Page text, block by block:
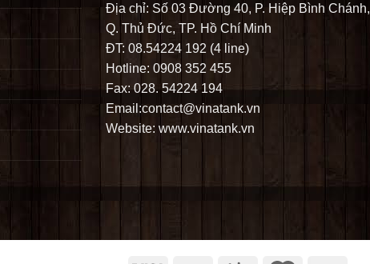
Địa chỉ: Số 03 Đường 40, P. Hiệp Bình Chánh,
Q. Thủ Đức, TP. Hồ Chí Minh
ĐT: 08.54224 192 (4 line)
Hotline: 0908 352 455
Fax: 028. 54224 194
Email:contact@vinatank.vn
Website: www.vinatank.vn